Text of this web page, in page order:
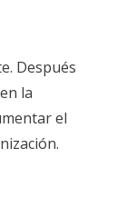
Después
la
el